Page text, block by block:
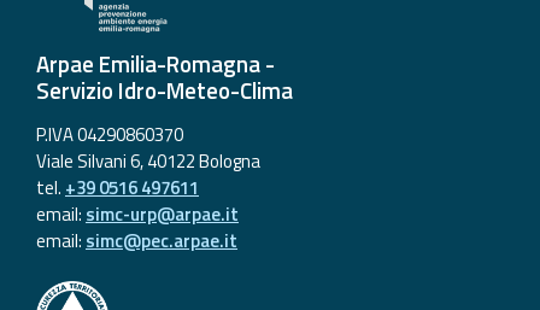
About the
project
Arpae Emilia-Romagna -
Servizio Idro-Meteo-Clima
P.IVA 04290860370
Viale Silvani 6, 40122 Bologna
tel. +39 0516 497611
email: simc-urp@arpae.it
email: simc@pec.arpae.it